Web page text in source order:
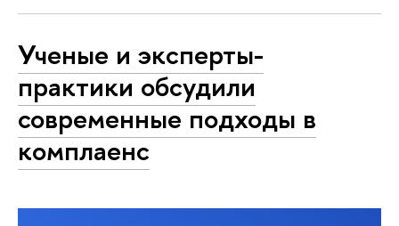
Ученые и эксперты-
практики обсудили
современные подходы в
комплаенс